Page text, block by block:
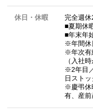
休日・休暇
完全週
■夏期休
■年末年
※年間休
※年次有
（入社
※2年目
日ストッ
※慶弔休
有、産